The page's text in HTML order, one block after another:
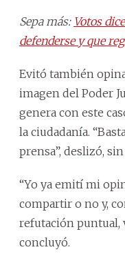
Sepa más: Votos
defenderse y que
Evitó también
imagen del Poder
genera con este
la ciudadanía.
prensa”, deslizó,
“Yo ya emití mi
compartir o no y,
refutación puntual,
concluyó.